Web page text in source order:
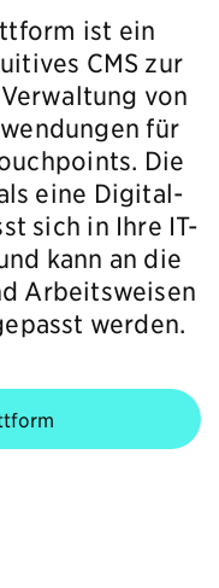
ist ein
CMS zur
von
für
Die
eine Digital-
sich in Ihre IT-
kann an die
Arbeitsweisen
werden.